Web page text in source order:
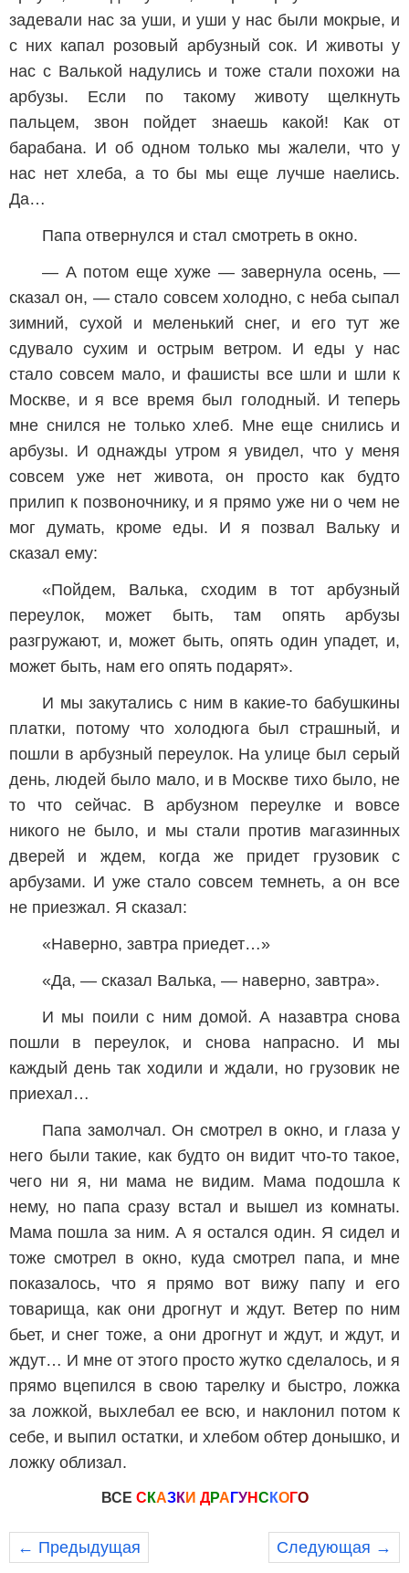
задевали нас за уши, и уши у нас были мокрые, и
с них капал розовый арбузный сок. И животы у
нас с Валькой надулись и тоже стали похожи на
арбузы. Если по такому животу щелкнуть
пальцем, звон пойдет знаешь какой! Как от
барабана. И об одном только мы жалели, что у
нас нет хлеба, а то бы мы еще лучше наелись.
Да…
Папа отвернулся и стал смотреть в окно.
— А потом еще хуже — завернула осень, —
сказал он, — стало совсем холодно, с неба сыпал
зимний, сухой и меленький снег, и его тут же
сдувало сухим и острым ветром. И еды у нас
стало совсем мало, и фашисты все шли и шли к
Москве, и я все время был голодный. И теперь
мне снился не только хлеб. Мне еще снились и
арбузы. И однажды утром я увидел, что у меня
совсем уже нет живота, он просто как будто
прилип к позвоночнику, и я прямо уже ни о чем не
мог думать, кроме еды. И я позвал Вальку и
сказал ему:
«Пойдем, Валька, сходим в тот арбузный
переулок, может быть, там опять арбузы
разгружают, и, может быть, опять один упадет, и,
может быть, нам его опять подарят».
И мы закутались с ним в какие-то бабушкины
платки, потому что холодюга был страшный, и
пошли в арбузный переулок. На улице был серый
день, людей было мало, и в Москве тихо было, не
то что сейчас. В арбузном переулке и вовсе
никого не было, и мы стали против магазинных
дверей и ждем, когда же придет грузовик с
арбузами. И уже стало совсем темнеть, а он все
не приезжал. Я сказал:
«Наверно, завтра приедет…»
«Да, — сказал Валька, — наверно, завтра».
И мы поили с ним домой. А назавтра снова
пошли в переулок, и снова напрасно. И мы
каждый день так ходили и ждали, но грузовик не
приехал…
Папа замолчал. Он смотрел в окно, и глаза у
него были такие, как будто он видит что-то такое,
чего ни я, ни мама не видим. Мама подошла к
нему, но папа сразу встал и вышел из комнаты.
Мама пошла за ним. А я остался один. Я сидел и
тоже смотрел в окно, куда смотрел папа, и мне
показалось, что я прямо вот вижу папу и его
товарища, как они дрогнут и ждут. Ветер по ним
бьет, и снег тоже, а они дрогнут и ждут, и ждут, и
ждут… И мне от этого просто жутко сделалось, и я
прямо вцепился в свою тарелку и быстро, ложка
за ложкой, выхлебал ее всю, и наклонил потом к
себе, и выпил остатки, и хлебом обтер донышко, и
ложку облизал.
ВСЕ С КАЗКИ ДРА ГУНС КОГО
← Предыдущая Следующая →